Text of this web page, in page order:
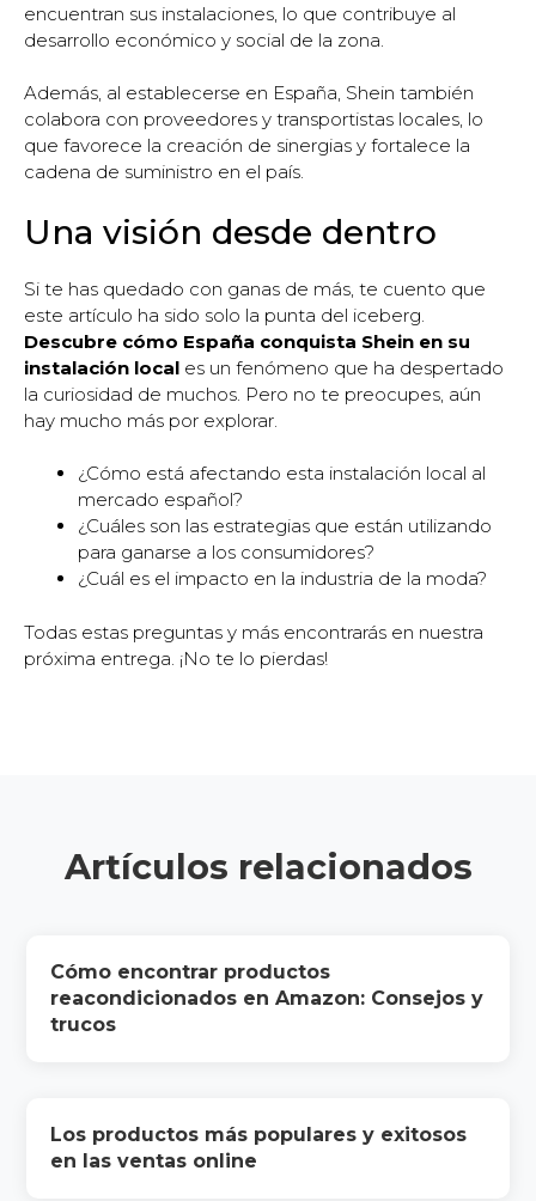
encuentran sus instalaciones, lo que contribuye al
desarrollo económico y social de la zona.
Además, al establecerse en España, Shein también
colabora con proveedores y transportistas locales, lo
que favorece la creación de sinergias y fortalece la
cadena de suministro en el país.
Una visión desde dentro
Si te has quedado con ganas de más, te cuento que
este artículo ha sido solo la punta del iceberg.
Descubre cómo España conquista Shein en su
instalación local es un fenómeno que ha despertado
la curiosidad de muchos. Pero no te preocupes, aún
hay mucho más por explorar.
¿Cómo está afectando esta instalación local al
mercado español?
¿Cuáles son las estrategias que están utilizando
para ganarse a los consumidores?
¿Cuál es el impacto en la industria de la moda?
Todas estas preguntas y más encontrarás en nuestra
próxima entrega. ¡No te lo pierdas!
Artículos relacionados
Cómo encontrar productos
reacondicionados en Amazon: Consejos y
trucos
Los productos más populares y exitosos
en las ventas online